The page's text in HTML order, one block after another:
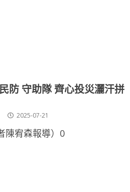
防 守助隊 齊心投災灑汗拼
2025-07-21
陳宥森報導）0